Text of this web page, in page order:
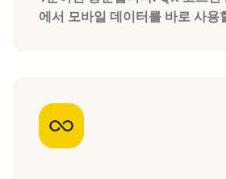
에서 모바일 데이터를 바로 사용